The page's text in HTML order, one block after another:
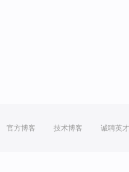
官方博客 技术博客 诚聘英才